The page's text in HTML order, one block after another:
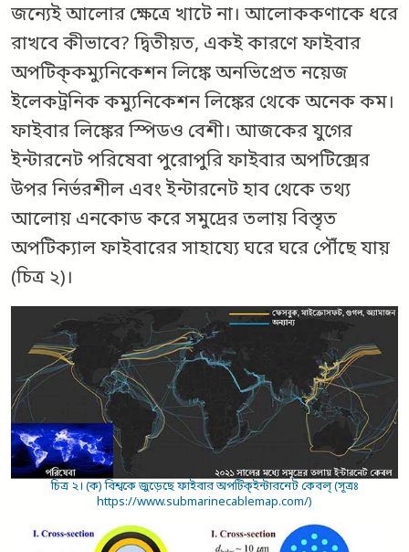
জন্যেই আলোর ক্ষেত্রে খাটে না। আলোককণাকে ধরে
রাখবে কীভাবে? দ্বিতীয়ত, একই কারণে ফাইবার
অপটিক্‌কম্যুনিকেশন লিঙ্কে অনভিপ্রেত নয়েজ
ইলেকট্রনিক কম্যুনিকেশন লিঙ্কের থেকে অনেক কম।
ফাইবার লিঙ্কের স্পিডও বেশী। আজকের যুগের
ইন্টারনেট পরিষেবা পুরোপুরি ফাইবার অপটিক্সের
উপর নির্ভরশীল এবং ইন্টারনেট হাব থেকে তথ্য
আলোয় এনকোড করে সমুদ্রের তলায় বিস্তৃত
অপটিক্যাল ফাইবারের সাহায্যে ঘরে ঘরে পৌঁছে যায়
(চিত্র ২)।
চিত্র ২। (ক) বিশ্বকে জুড়েছে ফাইবার অপটিক্‌ইন্টারনেট কেবল্‌ (সূত্রঃ
https://www.submarinecablemap.com/)